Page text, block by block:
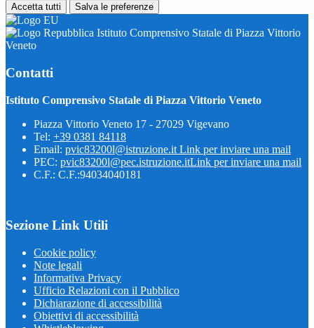
Accetta tutti Salva le preferenze
Istituto Comprensivo Statale di Piazza Vittorio
Veneto
Contatti
Istituto Comprensivo Statale di Piazza Vittorio Veneto
Piazza Vittorio Veneto 17 - 27029 Vigevano
Tel: +39 0381 84118
Email: pvic83200l@istruzione.it Link per inviare una mail
PEC: pvic83200l@pec.istruzione.itLink per inviare una mail
C.F.: C.F.:94034040181
Sezione Link Utili
Cookie policy
Note legali
Informativa Privacy
Ufficio Relazioni con il Pubblico
Dichiarazione di accessibilità
Obiettivi di accessibilità